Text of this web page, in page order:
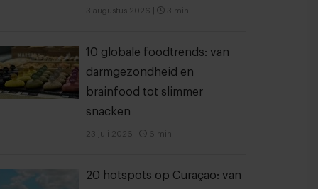
3 augustus 2026 3 min
10 globale foodtrends: van
darmgezondheid en
brainfood tot slimmer
snacken
23 juli 2026 6 min
20 hotspots op Curaçao: van